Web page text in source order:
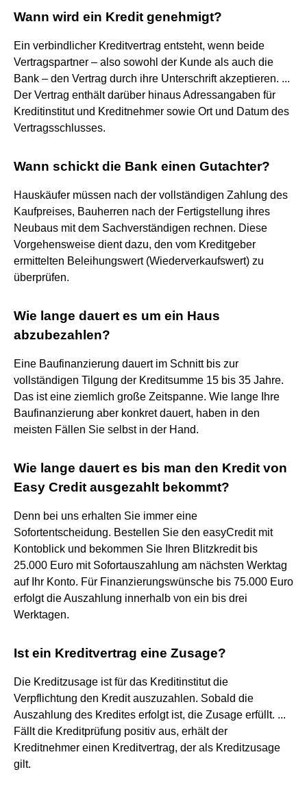
Wann wird ein Kredit genehmigt?
Ein verbindlicher Kreditvertrag entsteht, wenn beide
Vertragspartner – also sowohl der Kunde als auch die
Bank – den Vertrag durch ihre Unterschrift akzeptieren. ...
Der Vertrag enthält darüber hinaus Adressangaben für
Kreditinstitut und Kreditnehmer sowie Ort und Datum des
Vertragsschlusses.
Wann schickt die Bank einen Gutachter?
Hauskäufer müssen nach der vollständigen Zahlung des
Kaufpreises, Bauherren nach der Fertigstellung ihres
Neubaus mit dem Sachverständigen rechnen. Diese
Vorgehensweise dient dazu, den vom Kreditgeber
ermittelten Beleihungswert (Wiederverkaufswert) zu
überprüfen.
Wie lange dauert es um ein Haus
abzubezahlen?
Eine Baufinanzierung dauert im Schnitt bis zur
vollständigen Tilgung der Kreditsumme 15 bis 35 Jahre.
Das ist eine ziemlich große Zeitspanne. Wie lange Ihre
Baufinanzierung aber konkret dauert, haben in den
meisten Fällen Sie selbst in der Hand.
Wie lange dauert es bis man den Kredit von
Easy Credit ausgezahlt bekommt?
Denn bei uns erhalten Sie immer eine
Sofortentscheidung. Bestellen Sie den easyCredit mit
Kontoblick und bekommen Sie Ihren Blitzkredit bis
25.000 Euro mit Sofortauszahlung am nächsten Werktag
auf Ihr Konto. Für Finanzierungswünsche bis 75.000 Euro
erfolgt die Auszahlung innerhalb von ein bis drei
Werktagen.
Ist ein Kreditvertrag eine Zusage?
Die Kreditzusage ist für das Kreditinstitut die
Verpflichtung den Kredit auszuzahlen. Sobald die
Auszahlung des Kredites erfolgt ist, die Zusage erfüllt. ...
Fällt die Kreditprüfung positiv aus, erhält der
Kreditnehmer einen Kreditvertrag, der als Kreditzusage
gilt.